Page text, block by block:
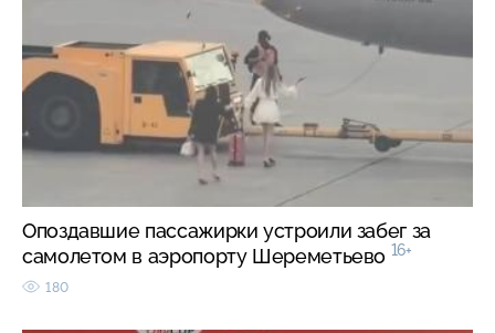
Опоздавшие пассажирки устроили забег за
самолетом в аэропорту Шереметьево 16+
180